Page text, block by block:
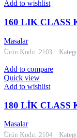
Add to wishlist
160 LIK CLASS
Masalar
Ürün Kodu: 2103
Add to compare
Quick view
Add to wishlist
180 LİK CLASS
Masalar
Ürün Kodu: 2104